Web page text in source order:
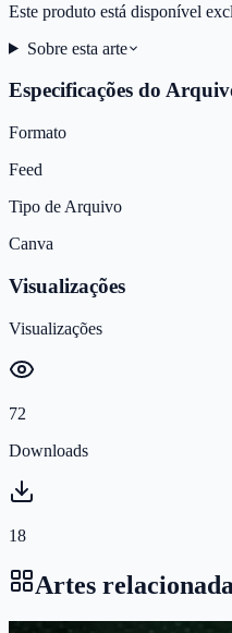
Este produto está disponível
Sobre esta arte
Especificações do
Formato
Feed
Tipo de Arquivo
Canva
Visualizações
Visualizações
72
Downloads
18
Artes